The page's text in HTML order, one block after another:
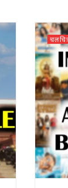
चलचित्र